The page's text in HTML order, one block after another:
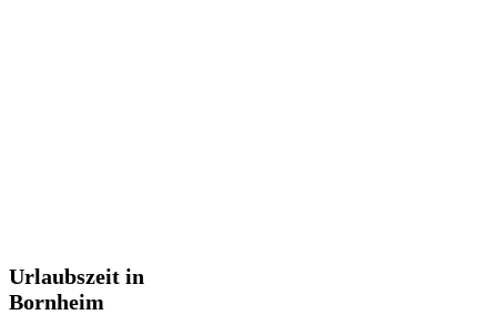
Urlaubszeit
in
Bornheim
Urlaubszeit in
Bornheim